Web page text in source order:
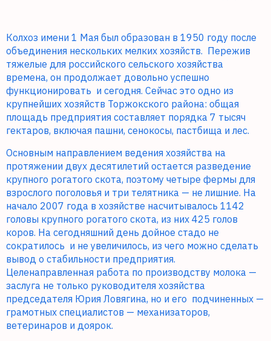
Колхоз имени 1 Мая был образован в 1950 году после
объединения нескольких мелких хозяйств. Пережив
тяжелые для российского сельского хозяйства
времена, он продолжает довольно успешно
функционировать и сегодня. Сейчас это одно из
крупнейших хозяйств Торжокского района: общая
площадь предприятия составляет порядка 7 тысяч
гектаров, включая пашни, сенокосы, пастбища и лес.
Основным направлением ведения хозяйства на
протяжении двух десятилетий остается разведение
крупного рогатого скота, поэтому четыре фермы для
взрослого поголовья и три телятника — не лишние. На
начало 2007 года в хозяйстве насчитывалось 1142
головы крупного рогатого скота, из них 425 голов
коров. На сегодняшний день дойное стадо не
сократилось и не увеличилось, из чего можно сделать
вывод о стабильности предприятия.
Целенаправленная работа по производству молока —
заслуга не только руководителя хозяйства
председателя Юрия Ловягина, но и его подчиненных —
грамотных специалистов — механизаторов,
ветеринаров и доярок.